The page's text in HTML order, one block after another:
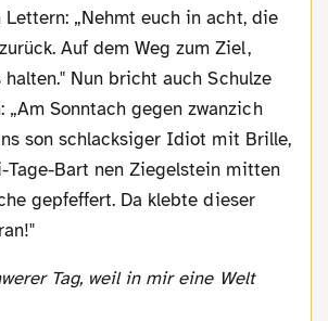
Lettern: „Nehmt euch in acht, die
Auf dem Weg zum Ziel,
halten." Nun bricht auch Schulze
„Am Sonntach gegen zwanzich
son schlacksiger Idiot mit Brille,
Tage-Bart nen Ziegelstein mitten
gepfeffert. Da klebte dieser